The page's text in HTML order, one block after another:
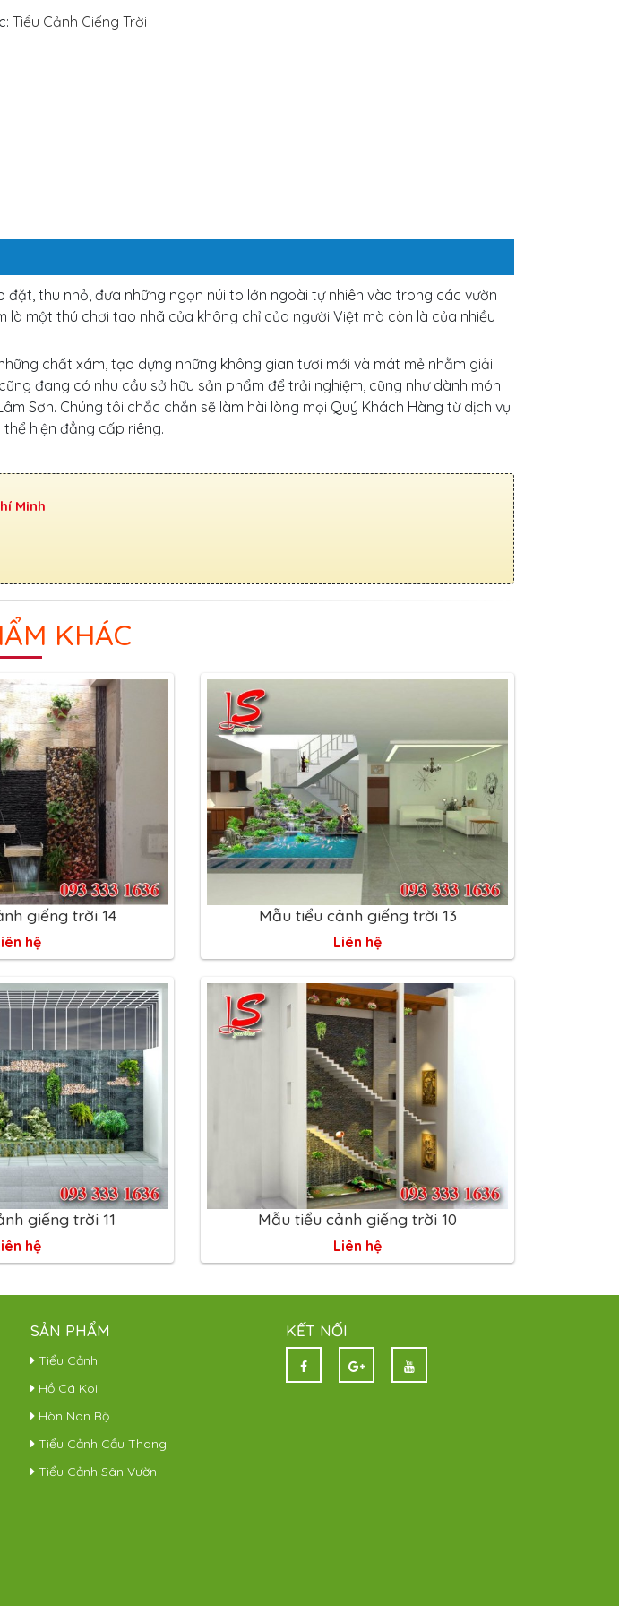
Tiểu Cảnh Giếng Trời
thu nhỏ, đưa những ngọn núi to lớn ngoài tự nhiên vào trong các vườn
một thú chơi tao nhã của không chỉ của người Việt mà còn là của nhiều
chất xám, tạo dựng những không gian tươi mới và mát mẻ nhằm giải
đang có nhu cầu sở hữu sản phẩm để trải nghiệm, cũng như dành món
Sơn. Chúng tôi chắc chắn sẽ làm hài lòng mọi Quý Khách Hàng từ dịch vụ
hiện đẳng cấp riêng.
Minh
KHÁC
giếng trời 14
hệ
Mẫu tiểu cảnh giếng trời 13
Liên hệ
giếng trời 11
hệ
Mẫu tiểu cảnh giếng trời 10
Liên hệ
SẢN PHẨM
Tiểu Cảnh
Hồ Cá Koi
Hòn Non Bộ
Tiểu Cảnh Cầu Thang
Tiểu Cảnh Sân Vườn
KẾT NỐI